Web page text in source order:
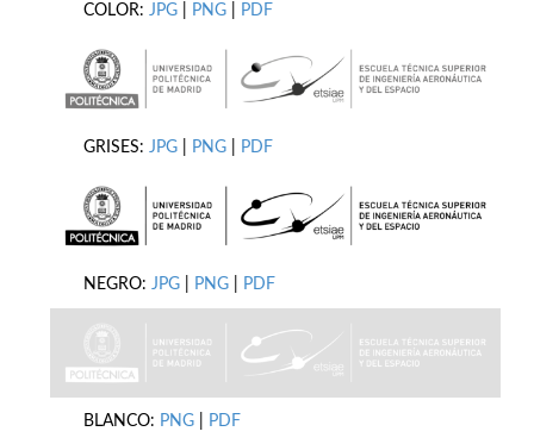
COLOR: JPG PNG PDF
GRISES: JPG PNG PDF
NEGRO: JPG PNG PDF
BLANCO: PNG PDF